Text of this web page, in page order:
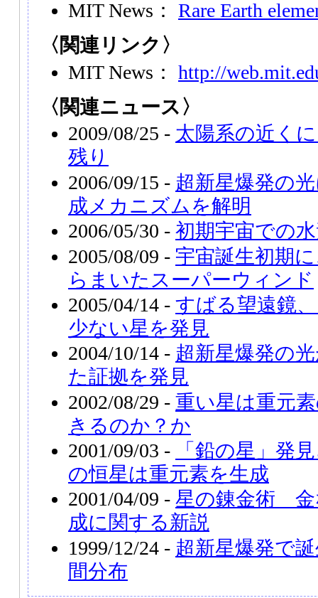
MIT News： Rare Earth
〈関連リンク〉
MIT News： http://
〈関連ニュース〉
2009/08/25 - 太陽系の近く
残り
2006/09/15 - 超新星爆発の
成メカニズムを解明
2006/05/30 - 初期宇宙での
2005/08/09 - 宇宙誕生初期
らまいたスーパーウィンド
2005/04/14 - すばる望遠鏡
少ない星を発見
2004/10/14 - 超新星爆発の
た証拠を発見
2002/08/29 - 重い星は重元
きるのか？か
2001/09/03 -
「鉛の星」発
の恒星は重元素を生成
2001/04/09 - 星の錬金術 金
成に関する新説
1999/12/24 - 超新星爆発で
間分布